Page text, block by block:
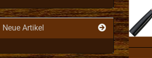
Neue Artikel